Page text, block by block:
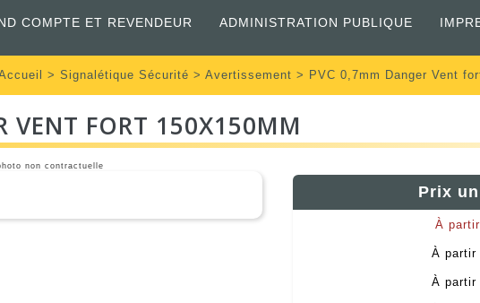
COMPTE ET REVENDEUR ADMINISTRATION PUBLIQUE
> Signalétique Sécurité > Avertissement > PVC 0,7mm Danger Vent
VENT FORT 150X150MM
non contractuelle
Prix
À
À
À